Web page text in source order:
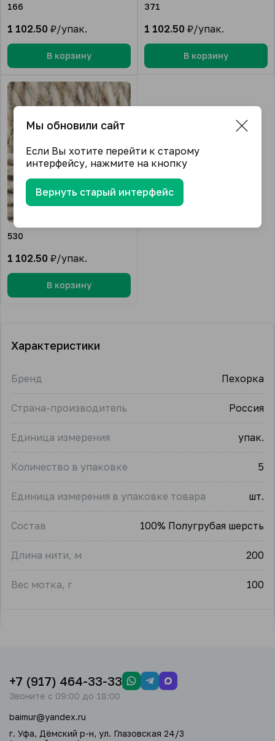
166
1 102.50 ₽/упак.
В корзину
371
1 102.50 ₽/упак.
В корзину
530
1 102.50 ₽/упак.
В корзину
Характеристики
Бренд Пехорка
Страна-производитель Россия
Единица измерения упак.
Количество в упаковке 5
Единица измерения в упаковке товара шт.
Состав 100% Полугрубая шерсть
Длина нити, м 200
Вес мотка, г 100
+7 (917) 464-33-33
Звоните с 09:00 до 18:00
baimur@yandex.ru
г. Уфа, Дёмский р-н, ул. Глазовская 24/3
Мы обновили сайт
Если Вы хотите перейти к старому
интерфейсу, нажмите на кнопку
Вернуть старый интерфейс